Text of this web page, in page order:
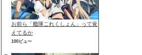
お前ら「艦隊これくしょん」って覚
えてるか
100ビュー